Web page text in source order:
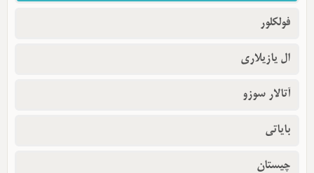
فولکلور
ال یازیلاری
آتالار سوزو
بایاتی
چیستان